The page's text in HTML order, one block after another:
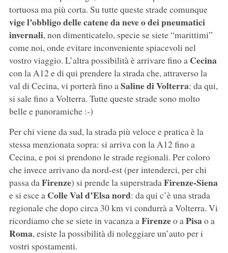
tortuosa ma più corta. Su tutte queste strade comunque
vige l’obbligo delle catene da neve o dei pneumatici
invernali, non dimenticatelo, specie se siete “marittimi”
come noi, onde evitare inconveniente spiacevoli nel
vostro viaggio. L’altra possibilità è arrivare fino a Cecina
con la A12 e di qui prendere la strada che, attraverso la
val di Cecina, vi porterà fino aSaline di Volterra: da qui,
si sale fino a Volterra. Tutte queste strade sono molto
belle e panoramiche :-)
Per chi viene da sud, la strada più veloce e pratica è la
stessa menzionata sopra: si arriva con la A12 fino a
Cecina, e poi si prendono le strade regionali. Per coloro
che invece arrivano da nord-est (per intenderci, per chi
passa daFirenze) si prende la superstradaFirenze-Siena
e si esce a Colle Val d’Elsa nord: da qui c’è una strada
regionale che dopo circa 30 km vi condurrà a Volterra. Vi
ricordiamo che se siete in vacanza aFirenzeo aPisao a
Roma, esiste la possibilità di noleggiare un’auto per i
vostri spostamenti.